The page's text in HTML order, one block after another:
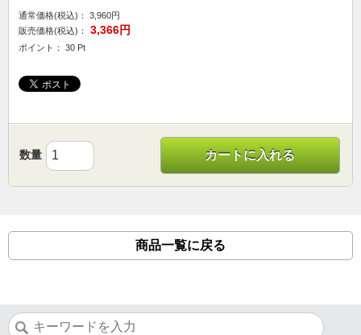
通常価格(税込)：
3,960円
販売価格(税込)：
3,366円
ポイント： 30 Pt
数量 カートに入れる
商品一覧に戻る